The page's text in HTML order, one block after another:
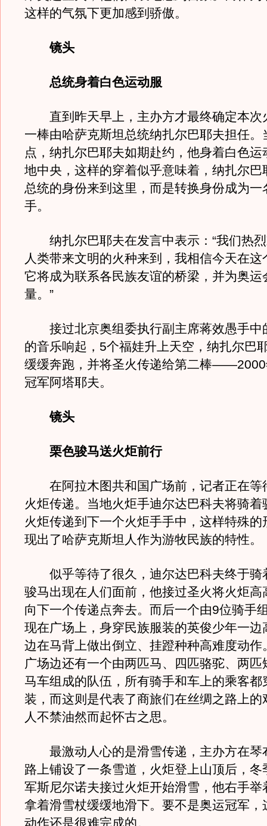
这样的气氛下更加感到骄傲。
镜头
总统身着白色运动服
直到昨天早上，主办方才最终确定本次
一棒由哈萨克斯坦总统纳扎尔巴耶夫担任。
点，纳扎尔巴耶夫如期赴约，他身着白色运
地中央，这样的穿着似乎意味着，纳扎尔巴
总统的身份来到这里，而是转换身份成为一
手。
纳扎尔巴耶夫在发言中表示：“我们热烈
人类带来文明的火种来到，我相信今天在这
它将成为联系各民族友谊的桥梁，并为奥运
量。”
接过北京奥组委执行副主席蒋效愚手中
的音乐响起，5个福娃升上天空，纳扎尔巴
缓缓奔跑，并将圣火传递给第二棒
冠军阿塔耶夫。
镜头
栗色骏马送火炬前行
在阿拉木图共和国广场前，记者正在等
火炬传递。当地火炬手迪尔达巴科夫将骑着
火炬传递到下一个火炬手手中，这样特殊的
现出了哈萨克斯坦人作为游牧民族的特性。
似乎等待了很久，迪尔达巴科夫终于骑
骏马出现在人们面前，他接过圣火将火炬高
向下一个传递点奔去。而后一个由9位骑手
现在广场上，身穿民族服装的英俊少年一边
边在马背上做出倒立、挂蹬种种高难度动作
广场边还有一个由两匹马、四匹骆驼、两匹
马车组成的队伍，所有骑手和车上的乘客都
装，而这则是代表了商旅们在丝绸之路上的
人不禁油然而起怀古之思。
最激动人心的是滑雪传递，主办方在琴
路上铺设了一条雪道，火炬登上山顶后，冬
军斯尼尔诺夫接过火炬开始滑雪，他右手举
拿着滑雪杖缓缓地滑下。要不是奥运冠军，
动作还是很难完成的。